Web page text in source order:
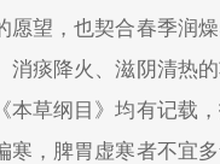
愿望，也契合春季润
消痰降火、滋阴清热
草纲目》均有记载
寒，脾胃虚寒者不宜